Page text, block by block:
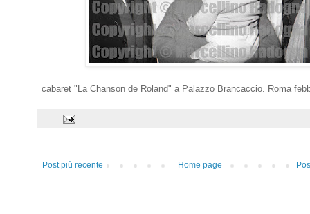
cabaret "La Chanson de Roland" a Palazzo Brancaccio. Roma
Post più recente Home page